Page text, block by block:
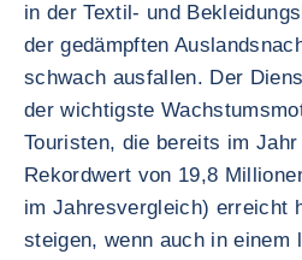
in der Textil- und
der gedämpften
schwach ausfallen. Der
der wichtigste
Touristen, die bereits im Jahr
Rekordwert von 19,8
im Jahresvergleich) erreicht
steigen, wenn auch in einem